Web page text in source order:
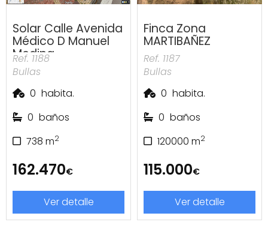
Solar Calle Avenida
Médico D Manuel
Medina
Ref. 1188
Bullas
0 habita.
0 baños
738 m2
162.470€
Ver detalle
Finca Zona
MARTIBAÑEZ
Ref. 1187
Bullas
0 habita.
0 baños
120000 m2
115.000€
Ver detalle